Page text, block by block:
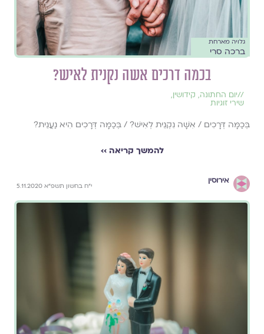
גלויה מארחת
ברכה סרי
בכמה דרכים אשה נקנית לאיש?
//יום החתונה, קידושין,
שירי זוגיות
בְּכַמָּה דְּרָכִים / אִשָּׁה נִקְנֵית לְאִישׁ? / בְּכַמָּה דְּרָכִים הִיא נַעֲנֵית?
להמשך קריאה ››
אירוסין
י"ח בחשון תשפ"א 5.11.2020